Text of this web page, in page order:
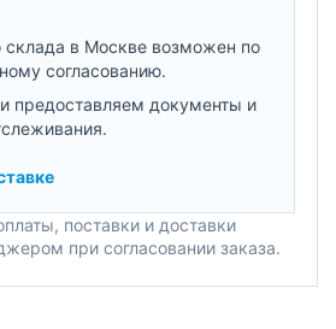
в Москве возможен по
согласованию.
предоставляем документы и
поставки и доставки
при согласовании заказа.